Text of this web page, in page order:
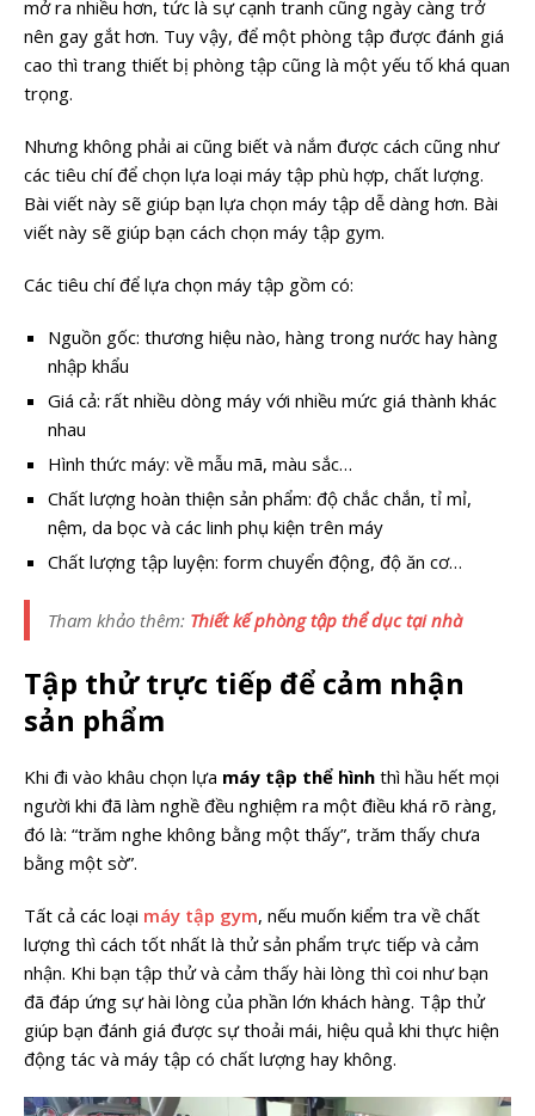
mở ra nhiều hơn, tức là sự cạnh tranh cũng ngày càng trở
nên gay gắt hơn. Tuy vậy, để một phòng tập được đánh giá
cao thì trang thiết bị phòng tập cũng là một yếu tố khá quan
trọng.
Nhưng không phải ai cũng biết và nắm được cách cũng như
các tiêu chí để chọn lựa loại máy tập phù hợp, chất lượng.
Bài viết này sẽ giúp bạn lựa chọn máy tập dễ dàng hơn. Bài
viết này sẽ giúp bạn cách chọn máy tập gym.
Các tiêu chí để lựa chọn máy tập gồm có:
Nguồn gốc: thương hiệu nào, hàng trong nước hay hàng
nhập khẩu
Giá cả: rất nhiều dòng máy với nhiều mức giá thành khác
nhau
Hình thức máy: về mẫu mã, màu sắc…
Chất lượng hoàn thiện sản phẩm: độ chắc chắn, tỉ mỉ,
nệm, da bọc và các linh phụ kiện trên máy
Chất lượng tập luyện: form chuyển động, độ ăn cơ…
Tham khảo thêm: Thiết kế phòng tập thể dục tại nhà
Tập thử trực tiếp để cảm nhận
sản phẩm
Khi đi vào khâu chọn lựa máy tập thể hình thì hầu hết mọi
người khi đã làm nghề đều nghiệm ra một điều khá rõ ràng,
đó là: “trăm nghe không bằng một thấy”, trăm thấy chưa
bằng một sờ”.
Tất cả các loại máy tập gym, nếu muốn kiểm tra về chất
lượng thì cách tốt nhất là thử sản phẩm trực tiếp và cảm
nhận. Khi bạn tập thử và cảm thấy hài lòng thì coi như bạn
đã đáp ứng sự hài lòng của phần lớn khách hàng. Tập thử
giúp bạn đánh giá được sự thoải mái, hiệu quả khi thực hiện
động tác và máy tập có chất lượng hay không.